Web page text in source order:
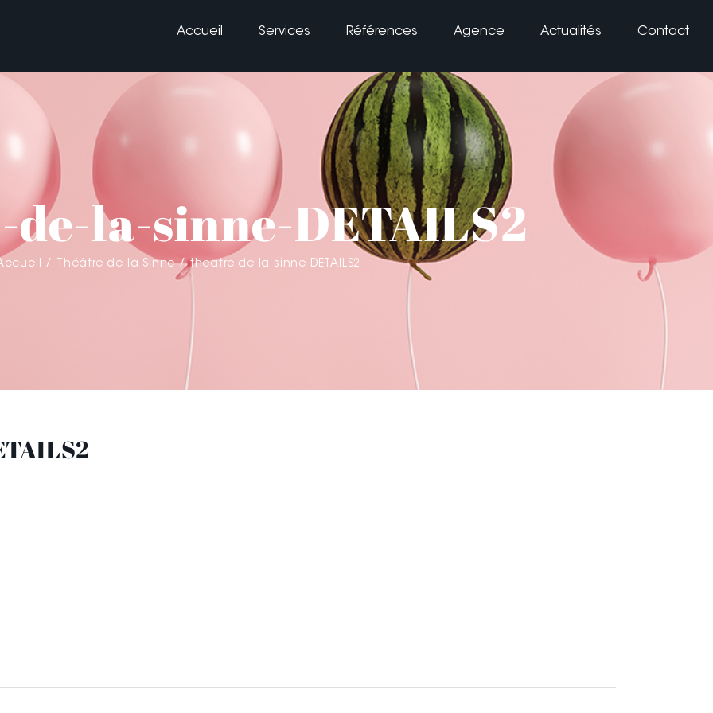
Accueil Services Références Agence Actualités Contact
la-sinne-DETAILS2
Théâtre de la Sinne theatre-de-la-sinne-DETAILS2